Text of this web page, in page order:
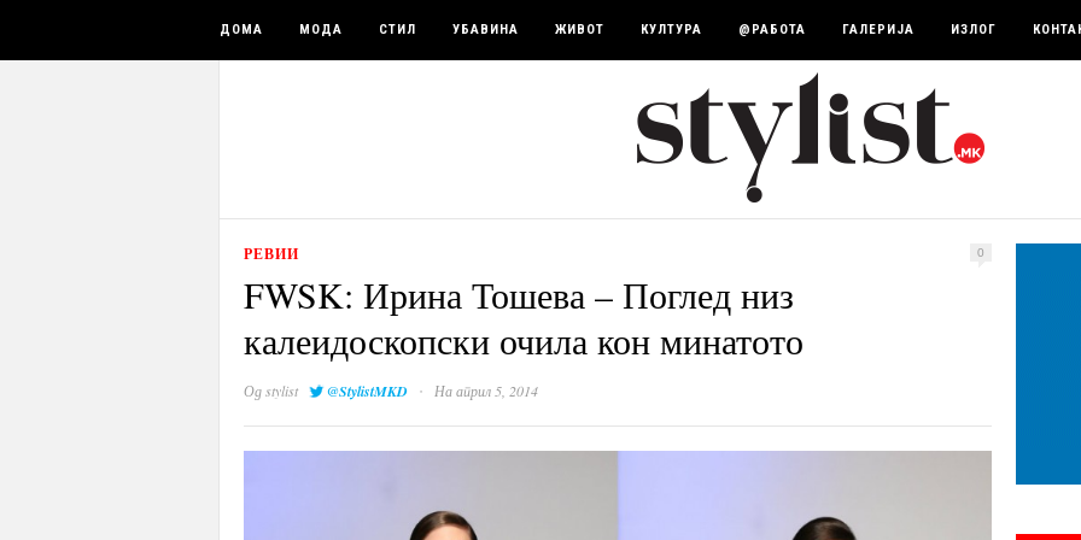
ДОМА МОДА СТИЛ УБАВИНА ЖИВОТ КУЛТУРА @РАБОТА ГАЛЕРИЈА ИЗЛОГ
РЕВИИ 0
FWSK: Ирина Тошева – Поглед низ
калеидоскопски очила кон минатото
Одstylist @StylistMKD · На април 5, 2014